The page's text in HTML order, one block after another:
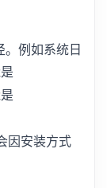
例如系统日
因安装方式